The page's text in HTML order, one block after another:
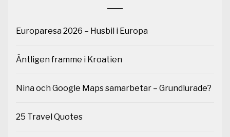
Europaresa 2026 – Husbil i Europa
Äntligen framme i Kroatien
Nina och Google Maps samarbetar – Grundlurade?
25 Travel Quotes